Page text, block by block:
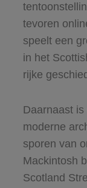
tevoren
speelt een
in het
rijke
Daarnaast
moderne
sporen van
Mackintosh
Scotland